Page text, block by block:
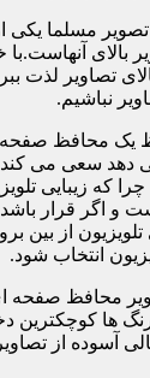
مسلما یکی
بالای
تصاویر لذت
نباشیم.
یک محافظ صفحه
دهد سعی می کند
چرا که زیبایی
و اگر قرار
از بین
انتخاب شود.
ها کوچکترین
آسوده از